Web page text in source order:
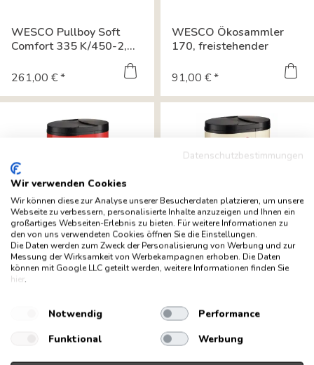
WESCO Pullboy Soft
Comfort 335 K/450-2,...
261,00 € *
WESCO Ökosammler
170, freistehender
91,00 € *
170, freistehender
91,00 € *
170, freistehender
Behälter, mandel...
91,00 € *
Datenschutzbestimmungen
Wir verwenden Cookies
Wir können diese zur Analyse unserer Besucherdaten platzieren, um unsere
Webseite zu verbessern, personalisierte Inhalte anzuzeigen und Ihnen ein
großartiges Webseiten-Erlebnis zu bieten. Für weitere Informationen zu
den von uns verwendeten Cookies öffnen Sie die Einstellungen.
Die Daten werden zum Zweck der Personalisierung von Werbung und zur
Messung der Wirksamkeit von Werbekampagnen erhoben. Die Daten
können mit Google LLC geteilt werden, weitere Informationen finden Sie
hier.
Notwendig
Performance
Funktional
Werbung